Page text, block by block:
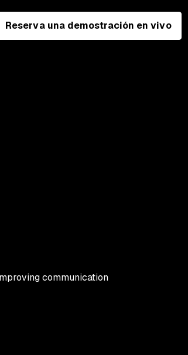
Reserva una demostración en vivo
communication